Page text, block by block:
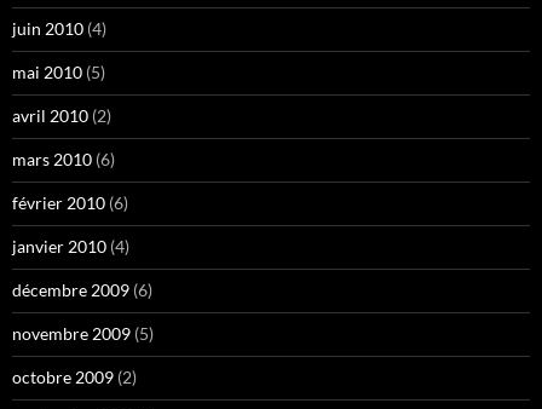
juin 2010 (4)
mai 2010 (5)
avril 2010 (2)
mars 2010 (6)
février 2010 (6)
janvier 2010 (4)
décembre 2009 (6)
novembre 2009 (5)
octobre 2009 (2)